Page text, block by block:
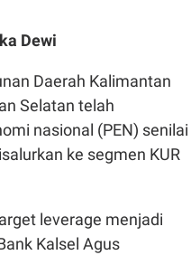
Dewi
Daerah Kalimantan
Selatan telah
nasional (PEN) senilai
ke segmen KUR
leverage menjadi
Kalsel Agus